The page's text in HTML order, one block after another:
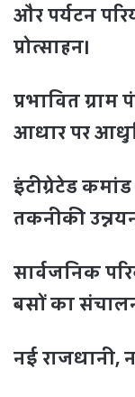
और पर्यटन
प्रोत्साहन।
प्रभावित
आधार पर
इंटीग्रेटेड
तकनीकी
सार्वजनिक
बसों का
नई राजधानी,